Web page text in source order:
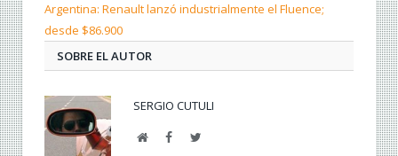
Argentina: Renault lanzó industrialmente el Fluence;
desde $86.900
SOBRE EL AUTOR
SERGIO CUTULI
Web FacebookTwitter